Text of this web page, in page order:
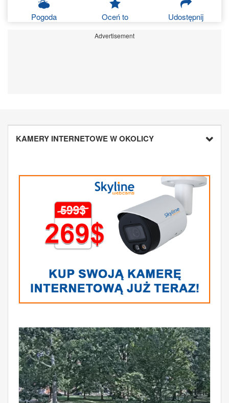
Pogoda Oceń to Udostępnij
Advertisement
KAMERY INTERNETOWE W OKOLICY